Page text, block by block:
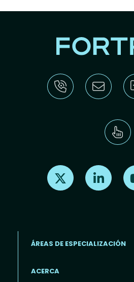
Find us on X Find
ÁREAS DE ESPECIALIZACIÓN
ACERCA